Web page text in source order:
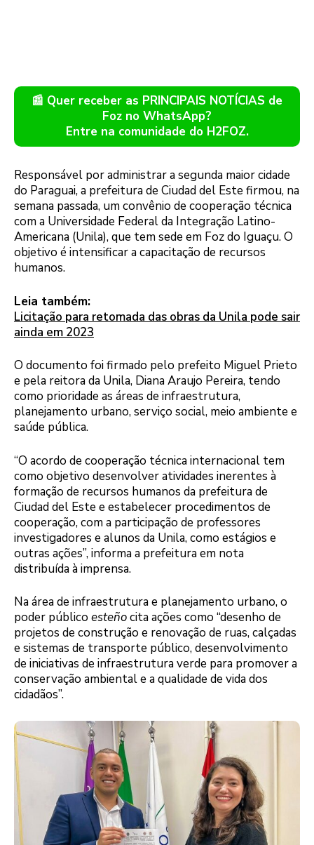
📰 Quer receber as PRINCIPAIS NOTÍCIAS de
Foz no WhatsApp?
Entre na comunidade do H2FOZ.
Responsável por administrar a segunda maior cidade
do Paraguai, a prefeitura de Ciudad del Este firmou, na
semana passada, um convênio de cooperação técnica
com a Universidade Federal da Integração Latino-
Americana (Unila), que tem sede em Foz do Iguaçu. O
objetivo é intensificar a capacitação de recursos
humanos.
Leia também:
Licitação para retomada das obras da Unila pode sair
ainda em 2023
O documento foi firmado pelo prefeito Miguel Prieto
e pela reitora da Unila, Diana Araujo Pereira, tendo
como prioridade as áreas de infraestrutura,
planejamento urbano, serviço social, meio ambiente e
saúde pública.
“O acordo de cooperação técnica internacional tem
como objetivo desenvolver atividades inerentes à
formação de recursos humanos da prefeitura de
Ciudad del Este e estabelecer procedimentos de
cooperação, com a participação de professores
investigadores e alunos da Unila, como estágios e
outras ações”, informa a prefeitura em nota
distribuída à imprensa.
Na área de infraestrutura e planejamento urbano, o
poder público esteñocita ações como “desenho de
projetos de construção e renovação de ruas, calçadas
e sistemas de transporte público, desenvolvimento
de iniciativas de infraestrutura verde para promover a
conservação ambiental e a qualidade de vida dos
cidadãos”.